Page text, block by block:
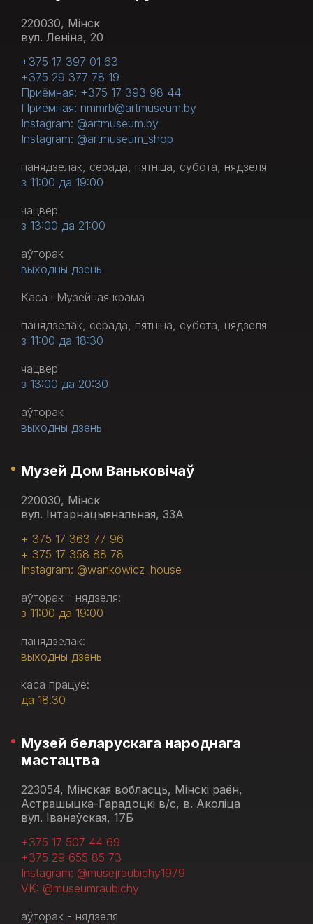
220030, Мінск
вул. Леніна, 20
+375 17 397 01 63
+375 29 377 78 19
Приёмная: +375 17 393 98 44
Приёмная: nmmrb@artmuseum.by
Instagram: @artmuseum.by
Instagram: @artmuseum_shop
панядзелак, серада, пятніца, субота, нядзеля
з 11:00 да 19:00
чацвер
з 13:00 да 21:00
аўторак
выходны дзень
Каса і Музейная крама
панядзелак, серада, пятніца, субота, нядзеля
з 11:00 да 18:30
чацвер
з 13:00 да 20:30
аўторак
выходны дзень
Музей Дом Ваньковічаў
220030, Мінск
вул. Інтэрнацыянальная, 33А
+ 375 17 363 77 96
+ 375 17 358 88 78
Instagram: @wankowicz_house
аўторак - нядзеля:
з 11:00 да 19:00
панядзелак:
выходны дзень
каса працуе:
да 18.30
Музей беларускага народнага
мастацтва
223054, Мінская вобласць, Мінскі раён,
Астрашыцка-Гарадоцкі в/с, в. Аколіца
вул. Іванаўская, 17Б
+375 17 507 44 69
+375 29 655 85 73
Instagram: @musejraubichy1979
VK: @museumraubichy
аўторак - нядзеля